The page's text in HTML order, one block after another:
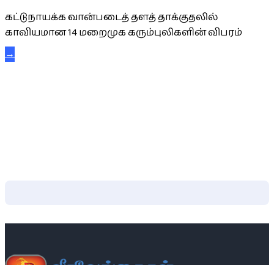
கட்டுநாயக்க வான்படைத் தளத் தாக்குதலில்
காவியமான 14 மறைமுக கரும்புலிகளின் விபரம்
→